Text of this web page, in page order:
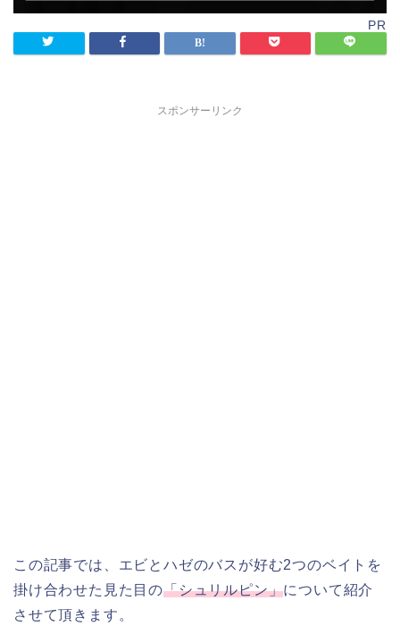
PR
スポンサーリンク
この記事では、エビとハゼのバスが好む2つのベイトを
掛け合わせた見た目の「シュリルピン」について紹介
させて頂きます。